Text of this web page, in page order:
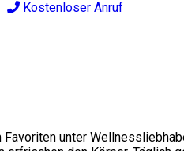
Kostenloser Anruf
unter